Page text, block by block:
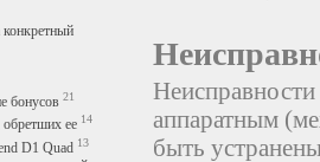
конкретный
бонусов 21
ее 14
D1 Quad 13
аппаратным
быть